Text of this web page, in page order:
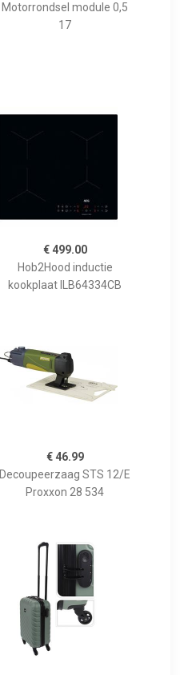
Motorrondsel module 0,5
17
€ 499.00
Hob2Hood inductie
kookplaat ILB64334CB
€ 46.99
Decoupeerzaag STS 12/E
Proxxon 28 534